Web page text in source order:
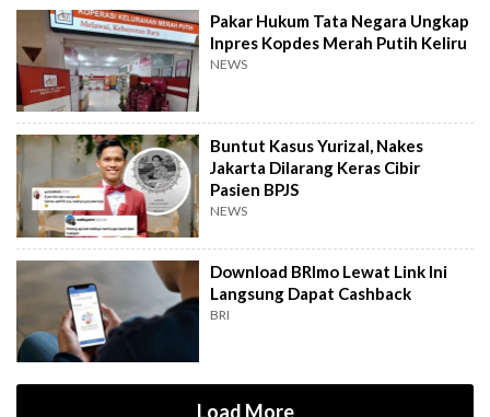
Pakar Hukum Tata Negara Ungkap
Inpres Kopdes Merah Putih Keliru
NEWS
Buntut Kasus Yurizal, Nakes
Jakarta Dilarang Keras Cibir
Pasien BPJS
NEWS
Download BRImo Lewat Link Ini
Langsung Dapat Cashback
BRI
Load More